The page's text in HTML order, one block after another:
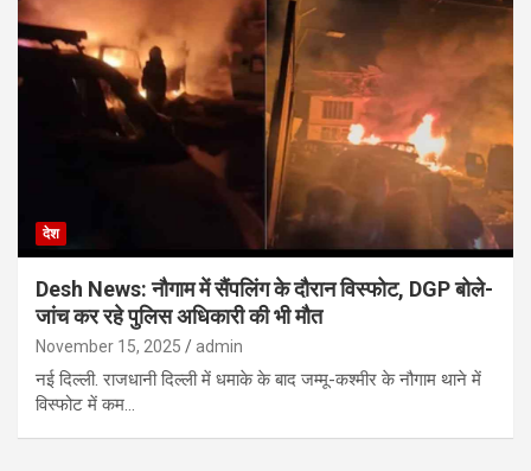
देश
Desh News: नौगाम में सैंपलिंग के दौरान विस्फोट, DGP बोले-
जांच कर रहे पुलिस अधिकारी की भी मौत
November 15, 2025 admin
नई दिल्ली. राजधानी दिल्ली में धमाके के बाद जम्मू-कश्मीर के नौगाम थाने में
विस्फोट में कम…